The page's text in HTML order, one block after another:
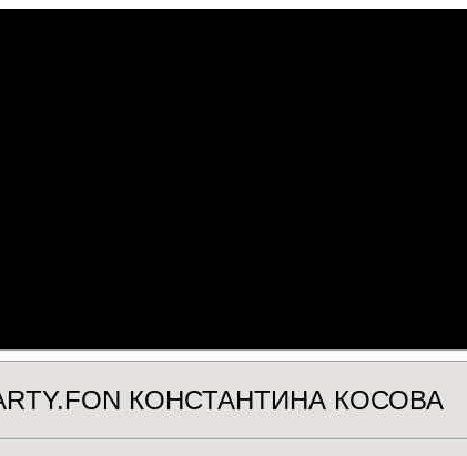
КОНСТАНТИНА КОСОВА